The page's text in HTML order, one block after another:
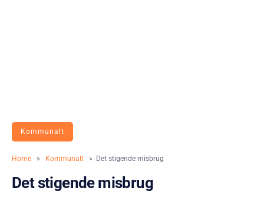
Kommunalt
Home » Kommunalt » Det stigende misbrug
Det stigende misbrug